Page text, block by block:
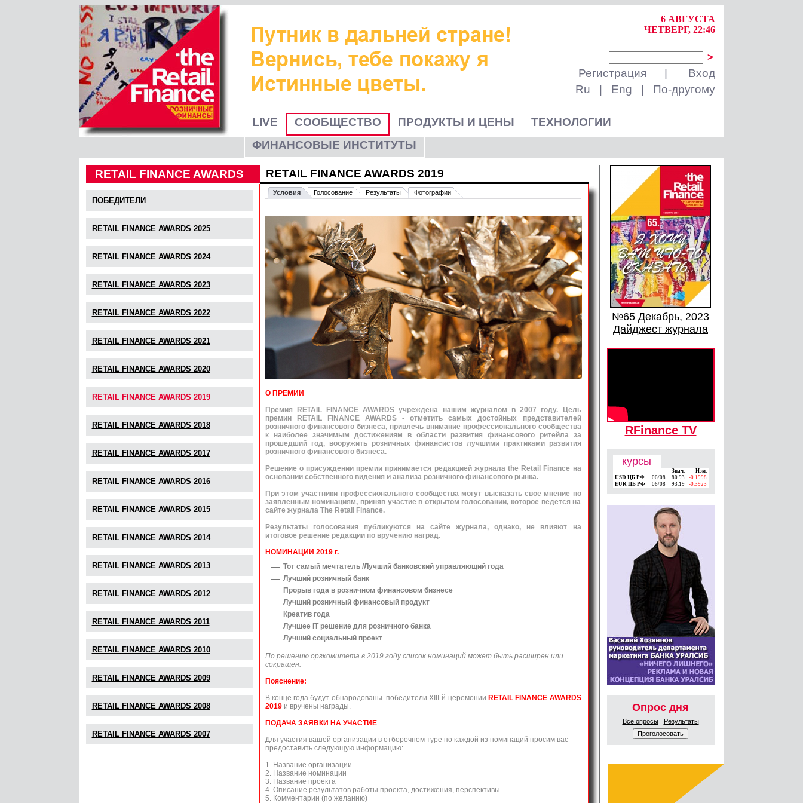
6 АВГУСТА
ЧЕТВЕРГ, 22:46
>
Регистрация
Вход
Ru
Eng По-другому
LIVE СООБЩЕСТВО ПРОДУКТЫ И ЦЕНЫ
ТЕХНОЛОГИИ
ФИНАНСОВЫЕ ИНСТИТУТЫ
RETAIL FINANCE AWARDS RETAIL FINANCE AWARDS 2019
Условия Голосование Результаты Фотографии
О ПРЕМИИ
Премия RETAIL FINANCE AWARDS учреждена нашим журналом в 2007 году. Цель
премии
RETAIL FINANCE AWARDS- отметить самых достойных представителей
розничного финансового бизнеса, привлечь внимание профессионального сообщества
к наиболее значимым достижениям в области развития финансового ритейла за
прошедший год, вооружить розничных финансистов лучшими практиками развития
розничного финансового бизнеса.
Решение о присуждении премии принимается редакцией журнала the Retail Finance на
основании собственного видения и анализа розничного финансового рынка.
При этом участники профессионального сообщества могут высказать свое мнение по
заявленным номинациям, приняв участие в открытом голосовании, которое ведется на
сайте журнала The Retail Finance.
Результаты голосования публикуются на сайте журнала, однако, не влияют на
итоговое решение редакции по вручению наград.
НОМИНАЦИИ 2019 г.
Тот самый мечтатель /Лучший банковский управляющий года
Лучший розничный банк
Прорыв года в розничном финансовом бизнесе
Лучший розничный финансовый продукт
Креатив года
Лучшее IT решение для розничного банка
Лучший социальный проект
По решению оргкомитета в 2019 году список номинаций может быть расширен или
сокращен.
Пояснение:
В конце года будут обнародованы победители ХIII-й церемонии RETAIL FINANCE AWARDS
2019 и вручены награды.
ПОДАЧА ЗАЯВКИ НА УЧАСТИЕ
Для участия вашей организации в отборочном туре по каждой из номинаций просим вас
предоставить следующую информацию:
1. Название организации
2. Название номинации
3. Название проекта
4. Описание результатов работы проекта, достижения, перспективы
5. Комментарии (по желанию)
ПОБЕДИТЕЛИ
RETAIL FINANCE AWARDS 2025
RETAIL FINANCE AWARDS 2024
RETAIL FINANCE AWARDS 2023
RETAIL FINANCE AWARDS 2022
RETAIL FINANCE AWARDS 2021
RETAIL FINANCE AWARDS 2020
RETAIL FINANCE AWARDS 2019
RETAIL FINANCE AWARDS 2018
RETAIL FINANCE AWARDS 2017
RETAIL FINANCE AWARDS 2016
RETAIL FINANCE AWARDS 2015
RETAIL FINANCE AWARDS 2014
RETAIL FINANCE AWARDS 2013
RETAIL FINANCE AWARDS 2012
RETAIL FINANCE AWARDS 2011
RETAIL FINANCE AWARDS 2010
RETAIL FINANCE AWARDS 2009
RETAIL FINANCE AWARDS 2008
RETAIL FINANCE AWARDS 2007
№65 Декабрь, 2023
Дайджест журнала
RFinance TV
курсы
Знач.
Изм.
USD ЦБ РФ
06/08 80.93
-0.1998
EUR ЦБ РФ
06/08 93.19 -0.3923
Опрос дня
Все опросы Результаты